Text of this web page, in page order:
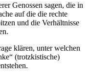
Genossen sagen, die in
auf die die rechte
und die Verhältnisse
klären, unter welchen
(trotzkistische)